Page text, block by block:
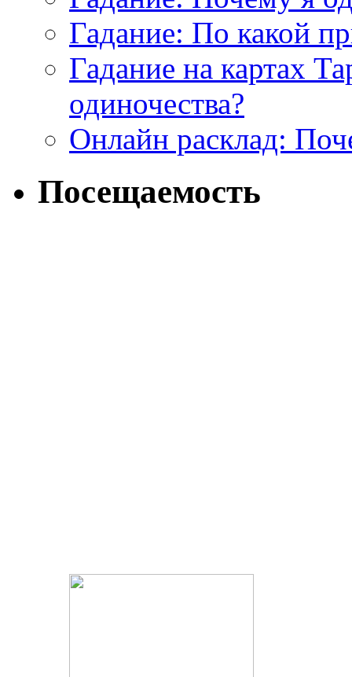
Гадание: По какой
Гадание на картах
одиночества?
Онлайн расклад:
Посещаемость